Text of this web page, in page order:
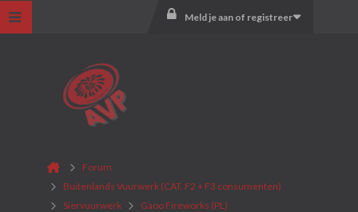
Meld je aan of registreer
Forum
Buitenlands Vuurwerk (CAT. F2 + F3 consumenten)
Siervuurwerk
Gaoo Fireworks (PL)